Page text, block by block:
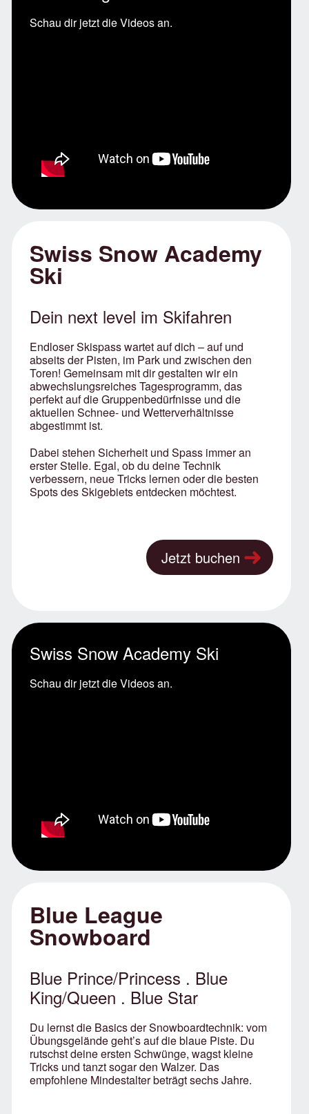
Schau dir jetzt die Videos an.
Swiss Snow Academy
Ski
Dein next level im Skifahren
Endloser Skispass wartet auf dich – auf und
abseits der Pisten, im Park und zwischen den
Toren! Gemeinsam mit dir gestalten wir ein
abwechslungsreiches Tagesprogramm, das
perfekt auf die Gruppenbedürfnisse und die
aktuellen Schnee- und Wetterverhältnisse
abgestimmt ist.
Dabei stehen Sicherheit und Spass immer an
erster Stelle. Egal, ob du deine Technik
verbessern, neue Tricks lernen oder die besten
Spots des Skigebiets entdecken möchtest.
Jetzt buchen
Swiss Snow Academy Ski
Schau dir jetzt die Videos an.
Blue League
Snowboard
Blue Prince/Princess . Blue
King/Queen . Blue Star
Du lernst die Basics der Snowboardtechnik: vom
Übungsgelände geht’s auf die blaue Piste. Du
rutschst deine ersten Schwünge, wagst kleine
Tricks und tanzt sogar den Walzer. Das
empfohlene Mindestalter beträgt sechs Jahre.